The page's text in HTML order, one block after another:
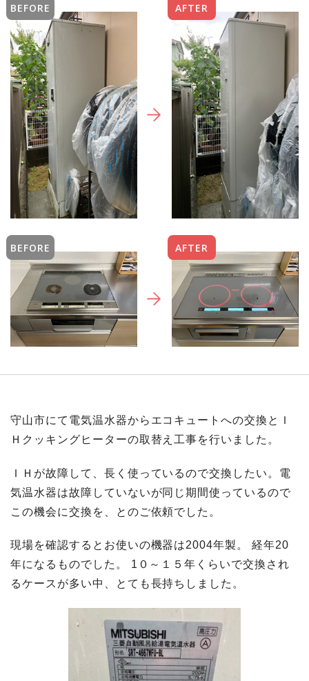
BEFORE AFTER
BEFORE AFTER
守山市にて電気温水器からエコキュートへの交換とＩ
Ｈクッキングヒーターの取替え工事を行いました。
ＩＨが故障して、長く使っているので交換したい。電
気温水器は故障していないが同じ期間使っているので
この機会に交換を、とのご依頼でした。
現場を確認するとお使いの機器は2004年製。 経年20
年になるものでした。 1０～１５年くらいで交換され
るケースが多い中、とても長持ちしました。